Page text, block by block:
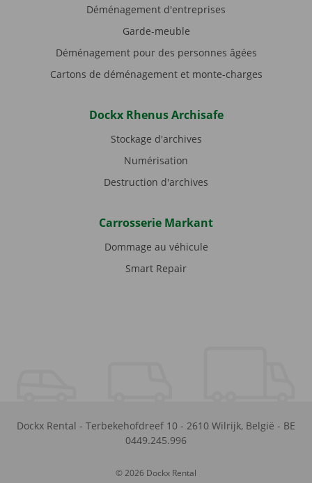
Déménagement d'entreprises
Garde-meuble
Déménagement pour des personnes âgées
Cartons de déménagement et monte-charges
Dockx Rhenus Archisafe
Stockage d'archives
Numérisation
Destruction d'archives
Carrosserie Markant
Dommage au véhicule
Smart Repair
Dockx Rental - Terbekehofdreef 10 - 2610 Wilrijk, België - BE
0449.245.996
© 2026 Dockx Rental